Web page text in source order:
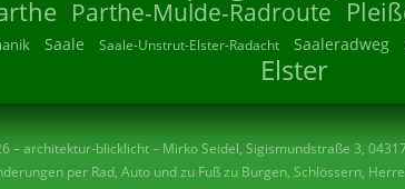
Parthe-Mulde-Radroute
Saale Saale-Unstrut-Elster-Radacht Saaleradweg
Elster
– architektur-blicklicht – Mirko Seidel, Sigismundstraße 3,
per Rad, Auto und zu Fuß zu Burgen, Schlössern,